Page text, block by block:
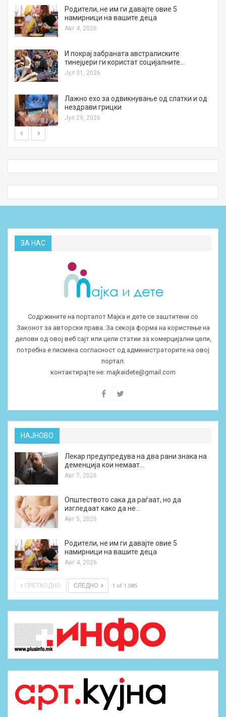
Родители, не им ги давајте овие 5
намирници на вашите деца
Авг 4, 2026
И покрај забраната австралиските
тинејџери ги користат социјалните…
Јул 31, 2026
Лажно ехо за одвикнување од слатки и од
нездрави грицки
Јул 29, 2026
ЗА НАС
Содржините на порталот Мајка и дете се заштитени со
Законот за авторски права. За секоја форма на користење на
делови од овој веб сајт или цели статии за комерцијални цели,
потребна е писмена согласност од администраторите на овој
портал.
контактирајте не: majkaidete@gmail.com
НАЈНОВО
Лекар предупредува на два рани знака на
деменција кои немаат…
Авг 7, 2026
Општеството сака да раѓаат, но да
изгледаат како да не…
Авг 5, 2026
Родители, не им ги давајте овие 5
намирници на вашите деца
Авг 4, 2026
ПРЕТХОДНО СЛЕДНО 1 of 1.085